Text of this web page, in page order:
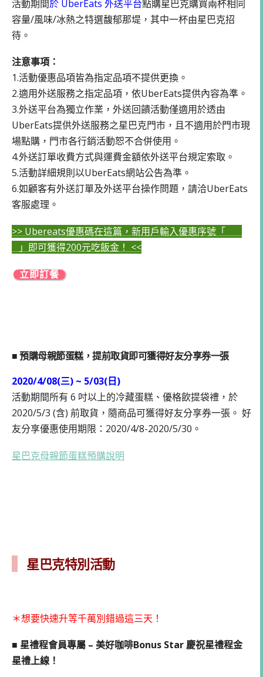
活動期間於 UberEats 外送平台點購星巴克購買兩杯相同
容量/風味/冰熱之特選馥郁那堤，其中一杯由星巴克招
待。
注意事項：
1.活動優惠品項皆為指定品項不提供更換。
2.適用外送服務之指定品項，依UberEats提供內容為準。
3.外送平台為獨立作業，外送回饋活動僅適用於透由
UberEats提供外送服務之星巴克門市，且不適用於門市現
場點購，門市各行銷活動恕不合併使用。
4.外送訂單收費方式與運費金額依外送平台規定索取。
5.活動詳細規則以UberEats網站公告為準。
6.如顧客有外送訂單及外送平台操作問題，請洽UberEats
客服處理。
>> Ubereats優惠碼在這篇，新用戶輸入優惠序號「
」即可獲得200元吃飯金！ <<
立即訂餐
■ 預購母親節蛋糕，提前取貨即可獲得好友分享券一張
2020/4/08(三) ~ 5/03(日)
活動期間所有 6 吋以上的冷藏蛋糕、優格飲提袋禮，於
2020/5/3 (含) 前取貨，隨商品可獲得好友分享券一張。 好
友分享優惠使用期限：2020/4/8-2020/5/30。
星巴克母親節蛋糕預購說明
星巴克特別活動
＊想要快速升等千萬別錯過這三天！
■ 星禮程會員專屬 – 美好咖啡Bonus Star 慶祝星禮程金
星禮上線！